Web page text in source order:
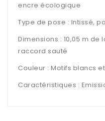
encre écologique
Type de pose : Intissé,
Dimensions : 10,05 m
raccord sauté
Couleur : Motifs blancs
Caractéristiques :